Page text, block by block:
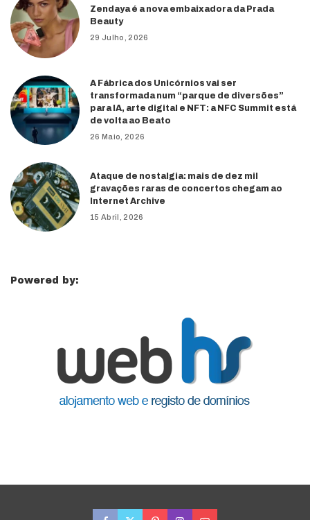
Zendaya é a nova embaixadora da Prada
Beauty
29 Julho, 2026
A Fábrica dos Unicórnios vai ser
transformada num “parque de diversões”
para IA, arte digital e NFT: a NFC Summit está
de volta ao Beato
26 Maio, 2026
Ataque de nostalgia: mais de dez mil
gravações raras de concertos chegam ao
Internet Archive
15 Abril, 2026
Powered by: